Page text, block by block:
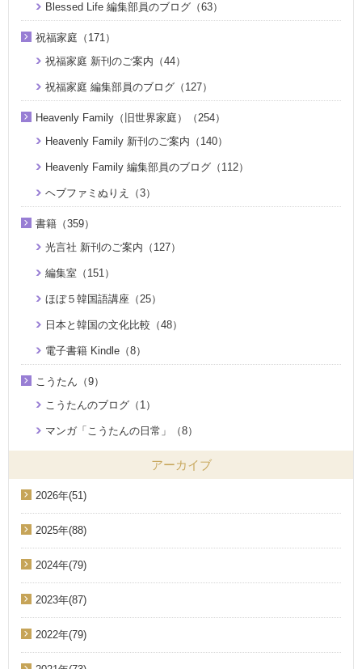
Blessed Life 編集部員のブログ（63）
祝福家庭（171）
祝福家庭 新刊のご案内（44）
祝福家庭 編集部員のブログ（127）
Heavenly Family（旧世界家庭）（254）
Heavenly Family 新刊のご案内（140）
Heavenly Family 編集部員のブログ（112）
ヘブファミぬりえ（3）
書籍（359）
光言社 新刊のご案内（127）
編集室（151）
ほぼ５韓国語講座（25）
日本と韓国の文化比較（48）
電子書籍 Kindle（8）
こうたん（9）
こうたんのブログ（1）
マンガ「こうたんの日常」（8）
アーカイブ
2026年(51)
2025年(88)
2024年(79)
2023年(87)
2022年(79)